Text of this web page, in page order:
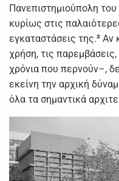
Πανεπιστημιούπολη
κυρίως στις
εγκαταστάσεις της.² Αν
χρήση, τις
χρόνια που περνούν–,
εκείνη την αρχική
όλα τα σημαντικά